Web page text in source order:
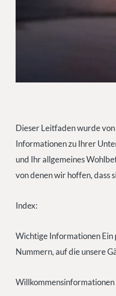
Dieser Leitfaden wurde
Informationen zu Ihrer
und Ihr allgemeines
von denen wir hoffen, dass
Index:
Wichtige Informationen Ein
Nummern, auf die unsere
Willkommensinformationen